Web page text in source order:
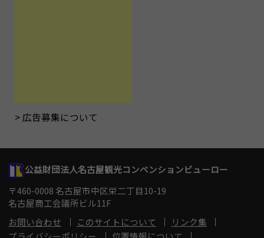
広告募集について
公益財団法人名古屋観光コンベンションビューロー
〒460-0008 名古屋市中区栄二丁目10-19
名古屋商工会議所ビル11F
お問い合わせ
このサイトについて
リンク集